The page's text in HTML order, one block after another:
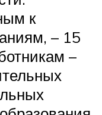
к
– 15
–